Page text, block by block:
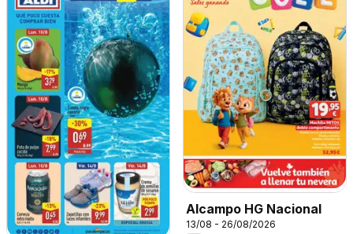
Alcampo HG Nacional
13/08 - 26/08/2026